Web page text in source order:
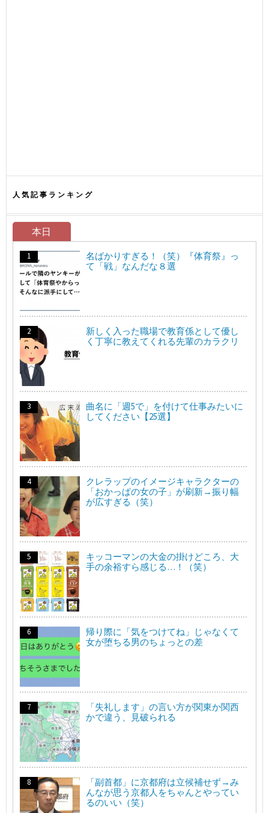
人気記事ランキング
本日
名ばかりすぎる！（笑）『体育祭』っ
て「戦」なんだな８選
新しく入った職場で教育係として優し
く丁寧に教えてくれる先輩のカラクリ
曲名に「週5で」を付けて仕事みたいに
してください【25選】
クレラップのイメージキャラクターの
「おかっぱの女の子」が刷新→振り幅
が広すぎる（笑）
キッコーマンの大金の掛けどころ、大
手の余裕すら感じる…！（笑）
帰り際に「気をつけてね」じゃなくて
女が堕ちる男のちょっとの差
「失礼します」の言い方が関東か関西
かで違う、見破られる
「副首都」に京都府は立候補せず→み
んなが思う京都人をちゃんとやってい
るのいい（笑）